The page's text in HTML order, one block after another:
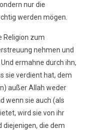
nur die
werden mögen.
Religion zum
nehmen und
ermahne durch ihn,
sie verdient hat, dem
außer Allah weder
wenn sie auch (als
wird sie von ihr
diejenigen, die dem